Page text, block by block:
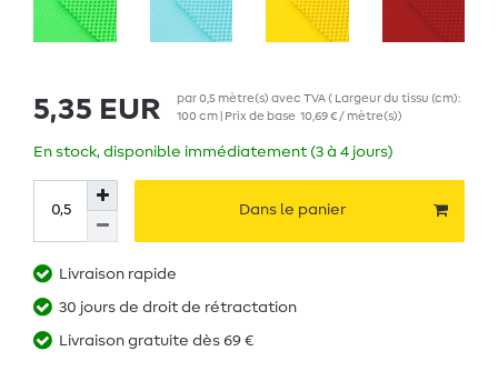
5,35 EUR par0,5 mètre(s) avec TVA( Largeur du tissu (cm):
100 cm | Prix de base 10,69 € / mètre(s))
En stock, disponible immédiatement (3 à 4 jours)
Dans le panier
Livraison rapide
30 jours de droit de rétractation
Livraison gratuite dès 69 €